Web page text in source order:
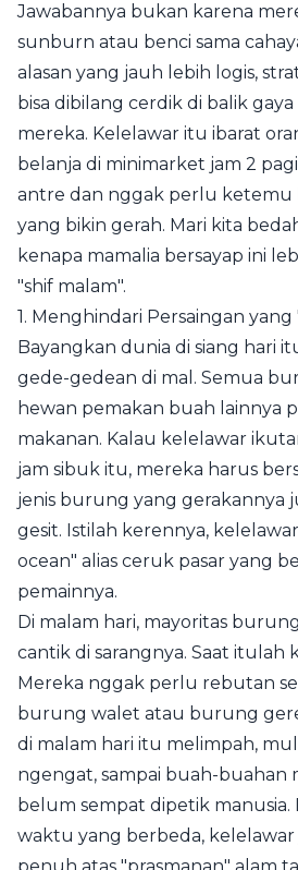
Jawabannya bukan karena
sunburn atau benci sama
alasan yang jauh lebih logis,
bisa dibilang cerdik di balik
mereka. Kelelawar itu ibarat
belanja di minimarket jam 2
antre dan nggak perlu ketemu
yang bikin gerah. Mari kita
kenapa mamalia bersayap ini
"shif malam".
1. Menghindari Persaingan yang
Bayangkan dunia di siang hari
gede-gedean di mal. Semua
hewan pemakan buah lainnya
makanan. Kalau kelelawar
jam sibuk itu, mereka harus
jenis burung yang gerakannya
gesit. Istilah kerennya,
ocean" alias ceruk pasar yang
pemainnya.
Di malam hari, mayoritas
cantik di sarangnya. Saat itulah
Mereka nggak perlu rebutan
burung walet atau burung
di malam hari itu melimpah,
ngengat, sampai buah-buahan
belum sempat dipetik manusia.
waktu yang berbeda,